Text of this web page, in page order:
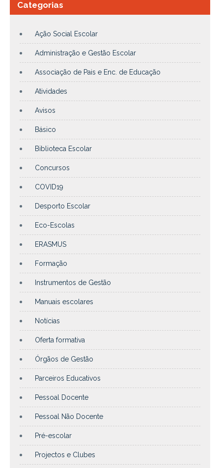
Categorias
Ação Social Escolar
Administração e Gestão Escolar
Associação de Pais e Enc. de Educação
Atividades
Avisos
Básico
Biblioteca Escolar
Concursos
COVID19
Desporto Escolar
Eco-Escolas
ERASMUS
Formação
Instrumentos de Gestão
Manuais escolares
Notícias
Oferta formativa
Órgãos de Gestão
Parceiros Educativos
Pessoal Docente
Pessoal Não Docente
Pré-escolar
Projectos e Clubes